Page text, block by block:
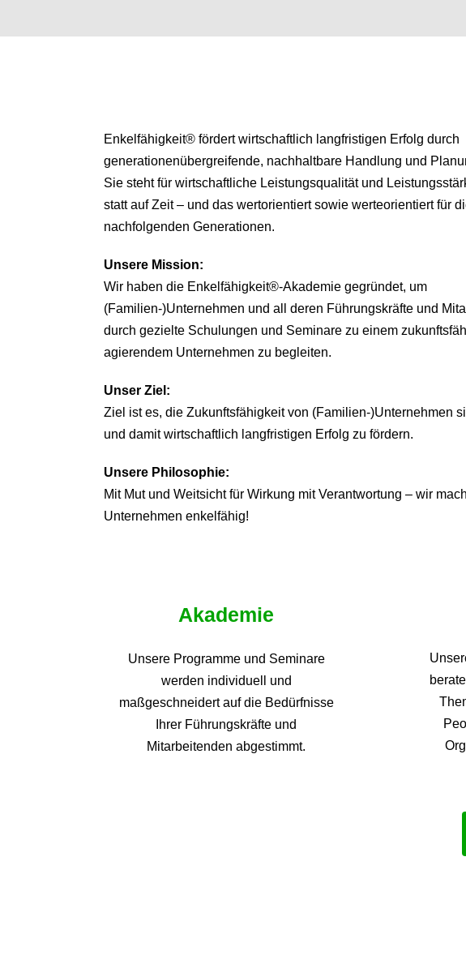
Enkelfähigkeit® fördert wirtschaftlich langfristigen Erfolg durch
generationenübergreifende, nachhaltbare Handlung und
Sie steht für wirtschaftliche Leistungsqualität und
statt auf Zeit – und das wertorientiert sowie werteorientiert für
nachfolgenden Generationen.
Unsere Mission:
Wir haben die Enkelfähigkeit®-Akademie gegründet, um
(Familien-)Unternehmen und all deren Führungskräfte und
durch gezielte Schulungen und Seminare zu einem
agierendem Unternehmen zu begleiten.
Unser Ziel:
Ziel ist es, die Zukunftsfähigkeit von (Familien-)Unternehmen
und damit wirtschaftlich langfristigen Erfolg zu fördern.
Unsere Philosophie:
Mit Mut und Weitsicht für Wirkung mit Verantwortung – wir
Unternehmen enkelfähig!
Akademie
Unsere Programme und Seminare
werden individuell und
maßgeschneidert auf die Bedürfnisse
Ihrer Führungskräfte und
Mitarbeitenden abgestimmt.